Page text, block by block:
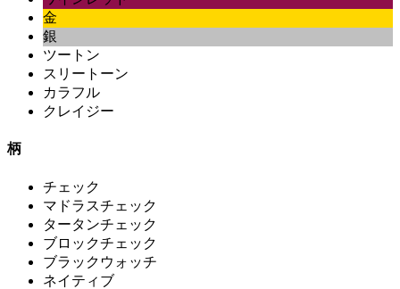
金
銀
ツートン
スリートーン
カラフル
クレイジー
柄
チェック
マドラスチェック
タータンチェック
ブロックチェック
ブラックウォッチ
ネイティブ